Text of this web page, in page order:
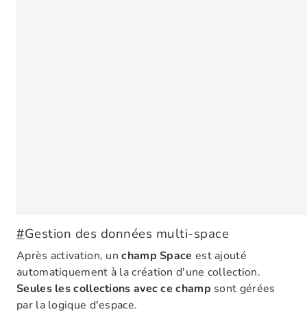
#Gestion des données multi-space
Après activation, unchamp Space est ajouté
automatiquement à la création d'une collection.
Seules les collections avec ce champ sont gérées
par la logique d'espace.